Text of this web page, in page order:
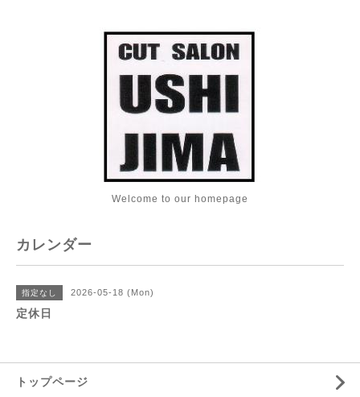
Welcome to our homepage
カレンダー
指定なし 2026-05-18 (Mon)
定休日
トップページ